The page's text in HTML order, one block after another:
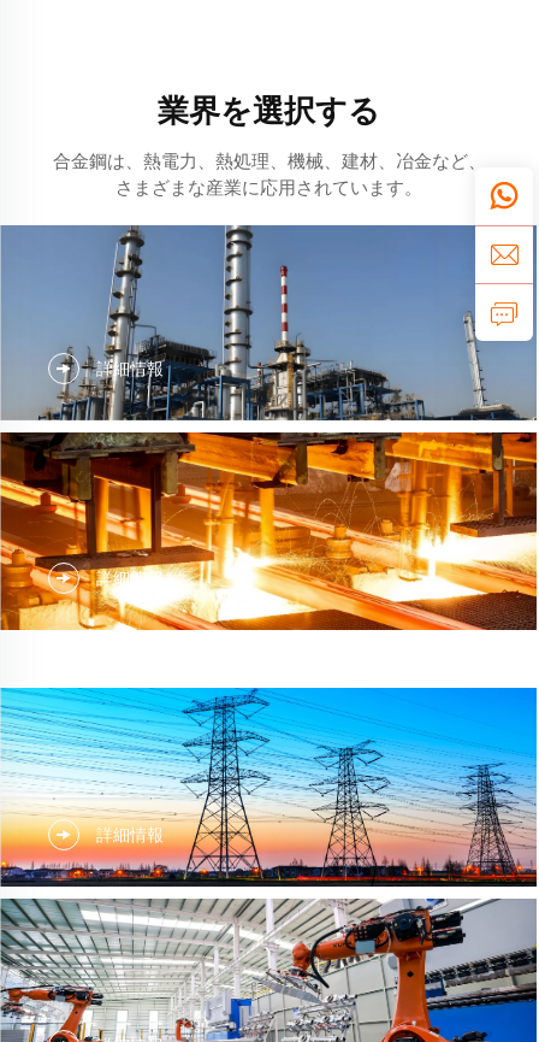
業界を選択する
合金鋼は、熱電力、熱処理、機械、建材、冶金など、
さまざまな産業に応用されています。
詳細情報
詳細情報
詳細情報
詳細情報